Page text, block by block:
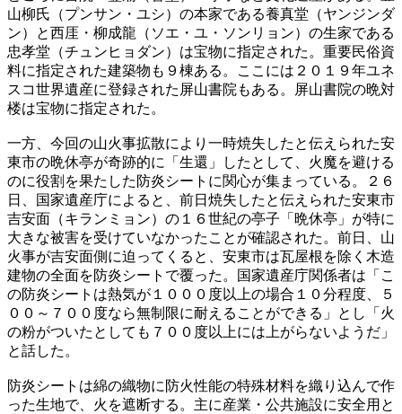
山柳氏（プンサン・ユシ）の本家である養真堂（ヤンジンダ
ン）と西厓・柳成龍（ソエ・ユ・ソンリョン）の生家である
忠孝堂（チュンヒョダン）は宝物に指定された。重要民俗資
料に指定された建築物も９棟ある。ここには２０１９年ユネ
スコ世界遺産に登録された屏山書院もある。屏山書院の晩対
楼は宝物に指定された。
一方、今回の山火事拡散により一時焼失したと伝えられた安
東市の晩休亭が奇跡的に「生還」したとして、火魔を避ける
のに役割を果たした防炎シートに関心が集まっている。２６
日、国家遺産庁によると、前日焼失したと伝えられた安東市
吉安面（キランミョン）の１６世紀の亭子「晩休亭」が特に
大きな被害を受けていなかったことが確認された。前日、山
火事が吉安面側に迫ってくると、安東市は瓦屋根を除く木造
建物の全面を防炎シートで覆った。国家遺産庁関係者は「こ
の防炎シートは熱気が１０００度以上の場合１０分程度、５
００～７００度なら無制限に耐えることができる」とし「火
の粉がついたとしても７００度以上には上がらないようだ」
と話した。
防炎シートは綿の織物に防火性能の特殊材料を織り込んで作
った生地で、火を遮断する。主に産業・公共施設に安全用と